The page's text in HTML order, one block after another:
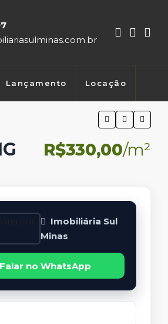
Lançamento Locação
R$330,00/m²
Imobiliária Sul
Minas
Falar no WhatsApp